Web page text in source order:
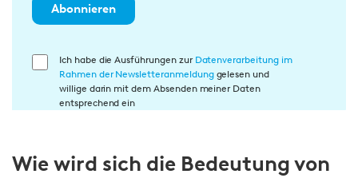
Abonnieren
E
l
Ich habe die Ausführungen zur Datenverarbeitung im
Rahmen der Newsletteranmeldunggelesen und
willige darin mit dem Absenden meiner Daten
entsprechend ein
Wie wird sich die Bedeutung von